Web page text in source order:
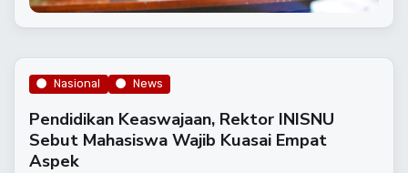
Nasional News
Pendidikan Keaswajaan, Rektor INISNU
Sebut Mahasiswa Wajib Kuasai Empat
Aspek